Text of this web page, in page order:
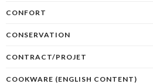
CONFORT
CONSERVATION
CONTRACT/PROJET
COOKWARE (ENGLISH CONTENT)